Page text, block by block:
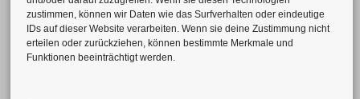
zustimmen, können wir Daten wie das Surfverhalten oder eindeutige
IDs auf dieser Website verarbeiten. Wenn sie deine Zustimmung nicht
erteilen oder zurückziehen, können bestimmte Merkmale und
Funktionen beeinträchtigt werden.
Geotechnisches Büro GmbH